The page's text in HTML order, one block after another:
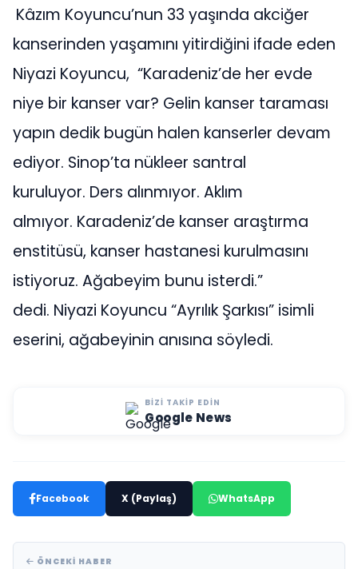
Kâzım Koyuncu’nun 33 yaşında akciğer
kanserinden yaşamını yitirdiğini ifade eden
Niyazi Koyuncu, “Karadeniz’de her evde
niye bir kanser var? Gelin kanser taraması
yapın dedik bugün halen kanserler devam
ediyor. Sinop’ta nükleer santral
kuruluyor. Ders alınmıyor. Aklım
almıyor. Karadeniz’de kanser araştırma
enstitüsü, kanser hastanesi kurulmasını
istiyoruz. Ağabeyim bunu isterdi.”
dedi. Niyazi Koyuncu “Ayrılık Şarkısı” isimli
eserini, ağabeyinin anısına söyledi.
BIZI TAKIP EDIN
Google News
Facebook X (Paylaş) WhatsApp
ÖNCEKI HABER